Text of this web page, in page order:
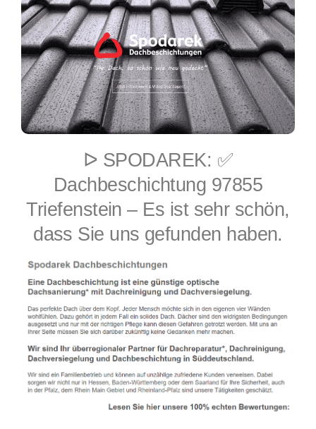
ᐅ SPODAREK: ✅
Dachbeschichtung 97855
Triefenstein – Es ist sehr schön,
dass Sie uns gefunden haben.